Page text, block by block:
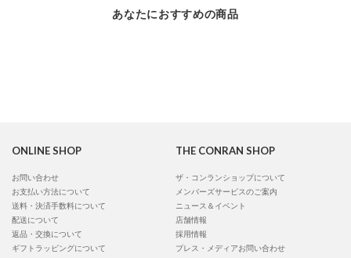
あなたにおすすめの商品
ONLINE SHOP
お問い合わせ
お支払い方法について
送料・決済手数料について
配送について
返品・交換について
ギフトラッピングについて
THE CONRAN SHOP
ザ・コンランショップについて
メンバーズサービスのご案内
ニュース＆イベント
店舗情報
採用情報
プレス・メディアお問い合わせ